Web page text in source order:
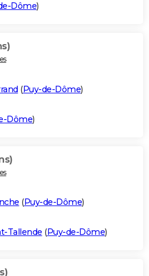
Dôme)
(Puy-de-Dôme)
Dôme)
(Puy-de-Dôme)
Tallende (Puy-de-Dôme)